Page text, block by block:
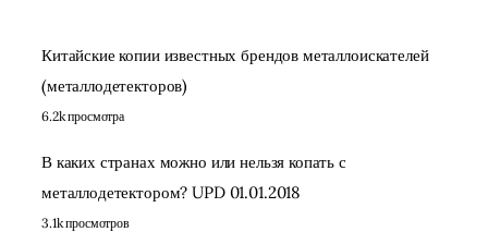
Китайские копии известных брендов металлоискателей
(металлодетекторов)
6.2k просмотра
В каких странах можно или нельзя копать с
металлодетектором? UPD 01.01.2018
3.1k просмотров